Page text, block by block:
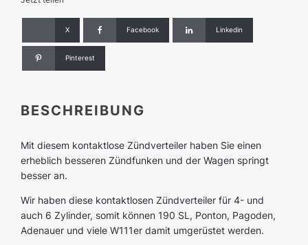
X Facebook Linkedin
Pinterest
BESCHREIBUNG
Mit diesem kontaktlose Zündverteiler haben Sie einen
erheblich besseren Zündfunken und der Wagen springt
besser an.
Wir haben diese kontaktlosen Zündverteiler für 4- und
auch 6 Zylinder, somit können 190 SL, Ponton, Pagoden,
Adenauer und viele W111er damit umgerüstet werden.